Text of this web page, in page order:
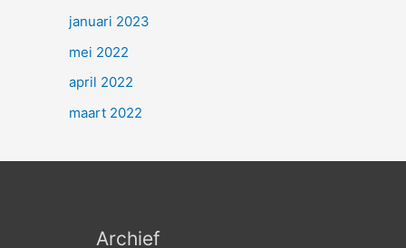
januari 2023
mei 2022
april 2022
maart 2022
Archief